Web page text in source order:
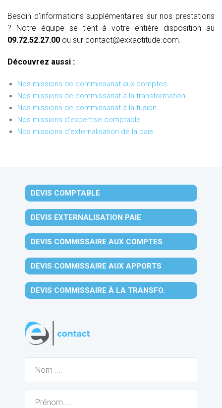
Besoin d’informations supplémentaires sur nos prestations
? Notre équipe se tient à votre entière disposition au
09.72.52.27.00 ou sur contact@exxactitude.com.
Découvrez aussi :
Nos missions de commissariat aux comptes
Nos missions de commissariat à la transformation
Nos missions de commissariat à la fusion
Nos missions d'expertise comptable
Nos missions d'externalisation de la paie
DEVIS COMPTABLE
DEVIS EXTERNALISATION PAIE
DEVIS COMMISSAIRE AUX COMPTES
DEVIS COMMISSAIRE AUX APPORTS
DEVIS COMMISSAIRE À LA TRANSFO.